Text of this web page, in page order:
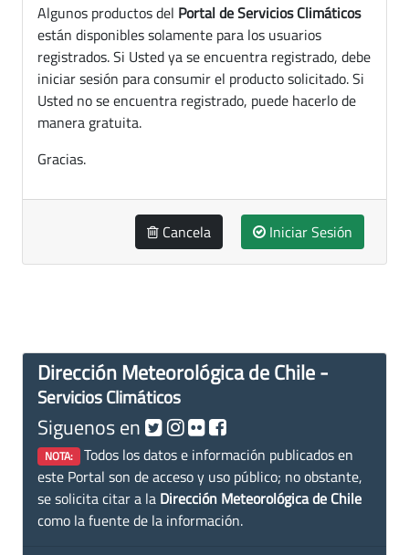
Algunos productos del Portal de Servicios Climáticos
están disponibles solamente para los usuarios
registrados. Si Usted ya se encuentra registrado, debe
iniciar sesión para consumir el producto solicitado. Si
Usted no se encuentra registrado, puede hacerlo de
manera gratuita.
Gracias.
Cancela Iniciar Sesión
Dirección Meteorológica de Chile -
Servicios Climáticos
Siguenos en
NOTA: Todos los datos e información publicados en
este Portal son de acceso y uso público; no obstante,
se solicita citar a la Dirección Meteorológica de Chile
como la fuente de la información.